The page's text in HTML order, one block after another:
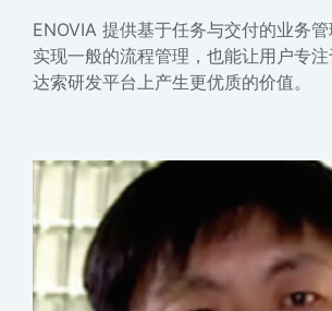
ENOVIA 提供基于任务与交付的业务
实现一般的流程管理，也能让用户专
达索研发平台上产生更优质的价值。